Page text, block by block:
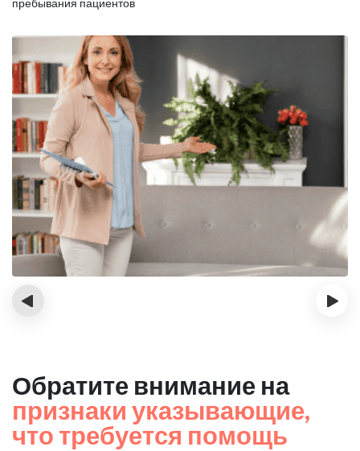
пребывания пациентов
‹ ›
Обратите внимание на
признаки указывающие,
что требуется помощь